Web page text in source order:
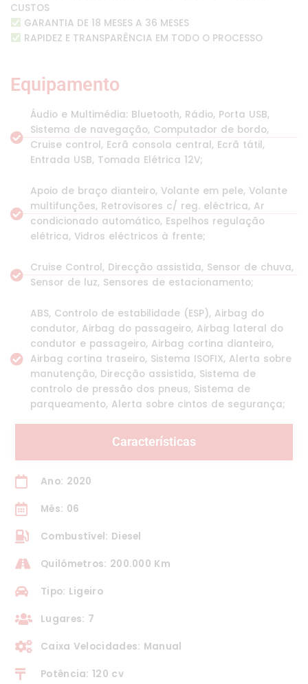
CUSTOS
GARANTIA DE 18 MESES A 36 MESES
RAPIDEZ E TRANSPARÊNCIA EM TODO O PROCESSO
Equipamento
Áudio e Multimédia: Bluetooth, Rádio, Porta USB,
Sistema de navegação, Computador de bordo,
Cruise control, Ecrã consola central, Ecrã tátil,
Entrada USB, Tomada Elétrica 12V;
Apoio de braço dianteiro, Volante em pele, Volante
multifunções, Retrovisores c/ reg. eléctrica, Ar
condicionado automático, Espelhos regulação
elétrica, Vidros eléctricos à frente;
Cruise Control, Direcção assistida, Sensor de chuva,
Sensor de luz, Sensores de estacionamento;
ABS, Controlo de estabilidade (ESP), Airbag do
condutor, Airbag do passageiro, Airbag lateral do
condutor e passageiro, Airbag cortina dianteiro,
Airbag cortina traseiro, Sistema ISOFIX, Alerta sobre
manutenção, Direcção assistida, Sistema de
controlo de pressão dos pneus, Sistema de
parqueamento, Alerta sobre cintos de segurança;
Características
Ano: 2020
Mês: 06
Combustível: Diesel
Quilómetros: 200.000 Km
Tipo: Ligeiro
Lugares: 7
Caixa Velocidades: Manual
Potência: 120 cv